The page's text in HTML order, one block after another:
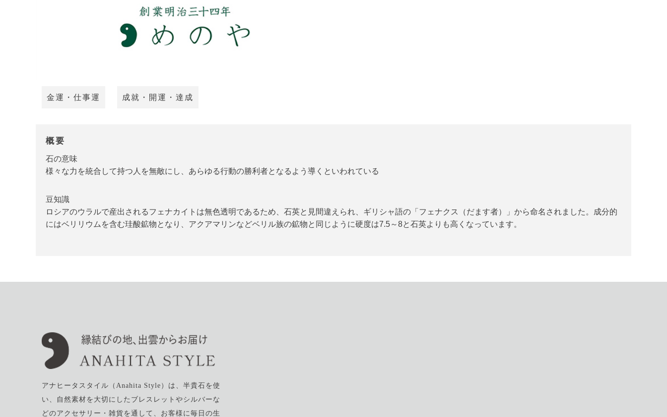
金運・仕事運 成就・開運・達成
概要
石の意味
様々な力を統合して持つ人を無敵にし、あらゆる行動の勝利者となるよう導くといわれている
豆知識
ロシアのウラルで産出されるフェナカイトは無色透明であるため、石英と見間違えられ、ギリシャ語の「フェナクス（だます者）」から命名されました。成分的
にはベリリウムを含む珪酸鉱物となり、アクアマリンなどベリル族の鉱物と同じように硬度は7.5～8と石英よりも高くなっています。
アナヒータスタイル（Anahita Style）は、半貴石を使
い、自然素材を大切にしたブレスレットやシルバーな
どのアクセサリー・雑貨を通して、お客様に毎日の生